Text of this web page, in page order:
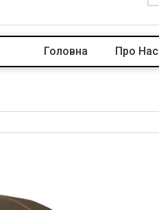
Головна Про Нас